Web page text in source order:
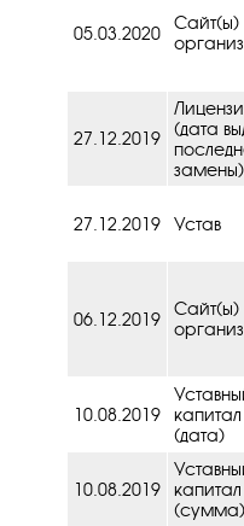
05.03.2020
Сайт(ы)
27.12.2019
(дата
замены)
27.12.2019 Устав
06.12.2019
Сайт(ы)
10.08.2019
капитал
(дата)
10.08.2019
капитал
(сумма)